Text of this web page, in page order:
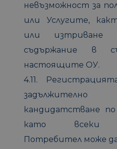
невъзможност за
или Услугите,
или изтриване
съдържание в
настоящите ОУ.
4.11.
кандидатстване
като всеки
Потребител може да